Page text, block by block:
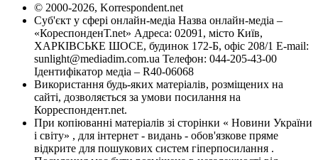
© 2000-2026, Korrespondent.net
Суб'єкт у сфері онлайн-медіа Назва онлайн-медіа –
«КореспонденТ.net» Адреса: 02091, місто Київ,
ХАРКІВСЬКЕ ШОСЕ, будинок 172-Б, офіс 208/1 E-mail:
sunlight@mediadim.com.ua Телефон: 044-205-43-00
Ідентифікатор медіа – R40-06068
Використання будь-яких матеріалів, розміщених на
сайті, дозволяється за умови посилання на
Корреспондент.net.
При копіюванні матеріалів зі сторінки « Новини України
і світу» , для інтернет - видань - обов'язкове пряме
відкрите для пошукових систем гіперпосилання .